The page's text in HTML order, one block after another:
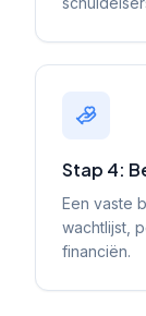
Stap 4:
Een vaste
wachtlijst,
financiën.